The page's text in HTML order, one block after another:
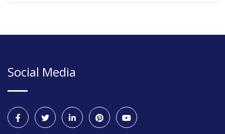
Social Media